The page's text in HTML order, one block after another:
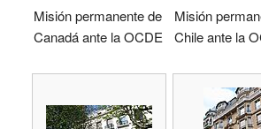
Misión permanente de
Canadá ante la OCDE
Misión
Chile ante la